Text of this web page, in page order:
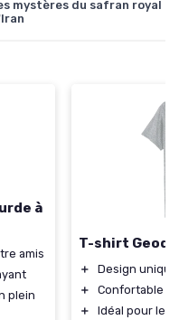
mystères du safran royal
à
amis
plein
T-shirt
＋
Design
＋
Confortable à
＋
Idéal pour les